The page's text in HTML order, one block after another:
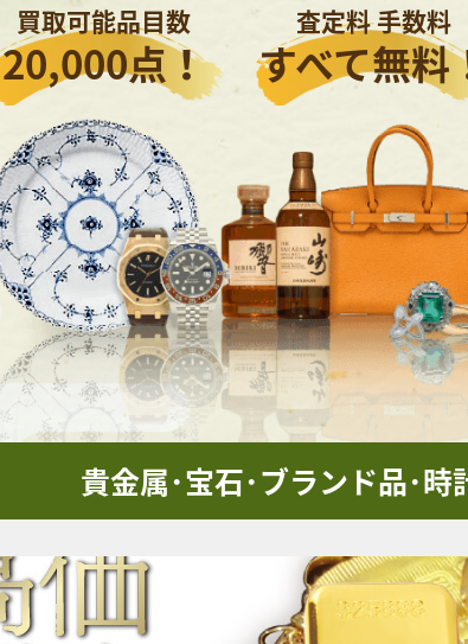
買取可能品目数
20,000点！
査定料 手数料
すべて無料
貴金属･宝石･ブランド品･時